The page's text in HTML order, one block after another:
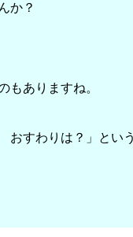
か？
もありますね。
すわりは？」とい